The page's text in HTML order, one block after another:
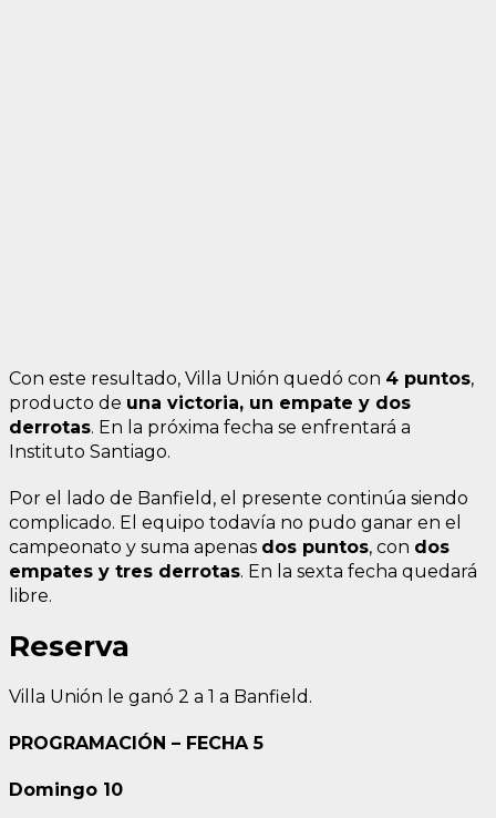
Con este resultado, Villa Unión quedó con 4 puntos,
producto de una victoria, un empate y dos
derrotas. En la próxima fecha se enfrentará a
Instituto Santiago.
Por el lado de Banfield, el presente continúa siendo
complicado. El equipo todavía no pudo ganar en el
campeonato y suma apenas dos puntos, con dos
empates y tres derrotas. En la sexta fecha quedará
libre.
Reserva
Villa Unión le ganó 2 a 1 a Banfield.
PROGRAMACIÓN – FECHA 5
Domingo 10